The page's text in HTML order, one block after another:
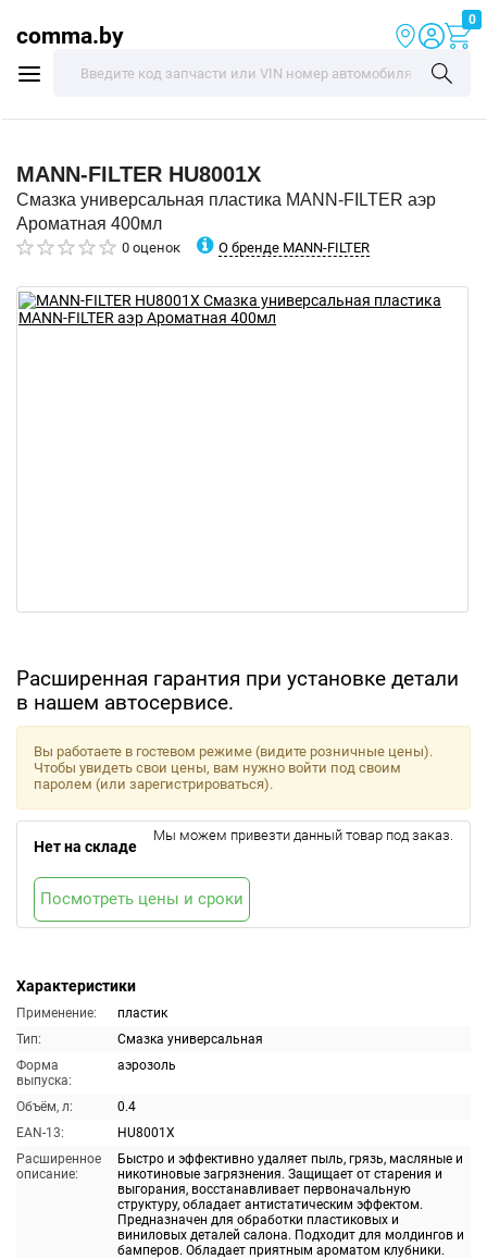
comma.by
0
MANN-FILTER HU8001X
Смазка универсальная пластика MANN-FILTER аэр
Ароматная 400мл
0 оценок О бренде MANN-FILTER
Расширенная гарантия при установке детали
в нашем автосервисе.
Характеристики
Применение:
пластик
Тип:
Смазка универсальная
Форма
выпуска:
аэрозоль
Объём, л:
0.4
EAN-13:
HU8001X
Расширенное
описание:
Быстро и эффективно удаляет пыль, грязь, масляные и
никотиновые загрязнения. Защищает от старения и
выгорания, восстанавливает первоначальную
структуру, обладает антистатическим эффектом.
Предназначен для обработки пластиковых и
виниловых деталей салона. Подходит для молдингов и
бамперов. Обладает приятным ароматом клубники.
Вы работаете в гостевом режиме (видите розничные цены).
Чтобы увидеть свои цены, вам нужно войти под своим
паролем (или зарегистрироваться).
Нет на складе
Мы можем привезти данный товар под заказ.
Посмотреть цены и сроки